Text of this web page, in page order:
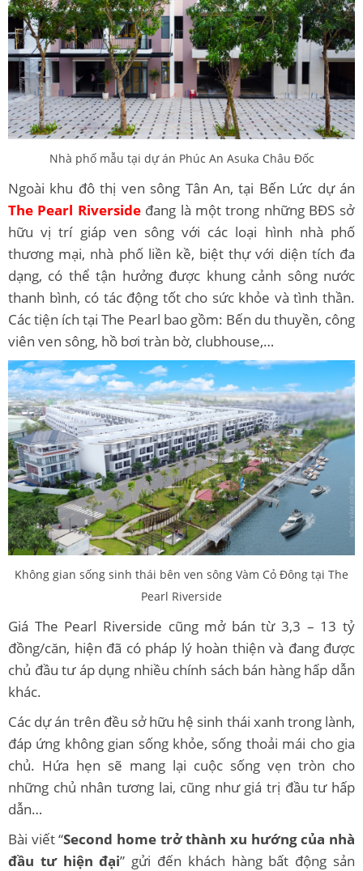
Nhà phố mẫu tại dự án Phúc An Asuka Châu Đốc
Ngoài khu đô thị ven sông Tân An, tại Bến Lức dự án
The Pearl Riversideđang là một trong những BĐS sở
hữu vị trí giáp ven sông với các loại hình nhà phố
thương mại, nhà phố liền kề, biệt thự với diện tích đa
dạng, có thể tận hưởng được khung cảnh sông nước
thanh bình, có tác động tốt cho sức khỏe và tình thần.
Các tiện ích tại The Pearl bao gồm: Bến du thuyền, công
viên ven sông, hồ bơi tràn bờ, clubhouse,…
Không gian sống sinh thái bên ven sông Vàm Cỏ Đông tại The
Pearl Riverside
Giá The Pearl Riverside cũng mở bán từ 3,3 – 13 tỷ
đồng/căn, hiện đã có pháp lý hoàn thiện và đang được
chủ đầu tư áp dụng nhiều chính sách bán hàng hấp dẫn
khác.
Các dự án trên đều sở hữu hệ sinh thái xanh trong lành,
đáp ứng không gian sống khỏe, sống thoải mái cho gia
chủ. Hứa hẹn sẽ mang lại cuộc sống vẹn tròn cho
những chủ nhân tương lai, cũng như giá trị đầu tư hấp
dẫn…
Bài viết “Second home trở thành xu hướng của nhà
đầu tư hiện đại” gửi đến khách hàng bất động sản